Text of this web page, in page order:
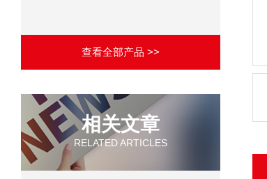
查看全部产品 >>
相关文章
RELATED ARTICLES